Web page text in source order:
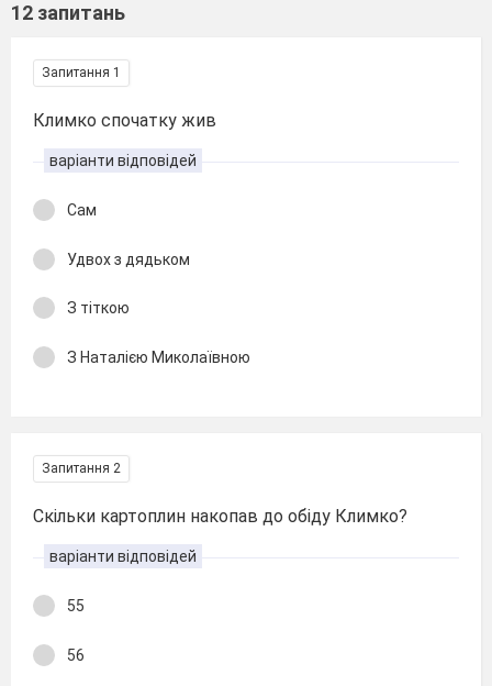
12 запитань
Запитання 1
Климко спочатку жив
варіанти відповідей
Сам
Удвох з дядьком
З тіткою
З Наталією Миколаївною
Запитання 2
Скільки картоплин накопав до обіду Климко?
варіанти відповідей
55
56